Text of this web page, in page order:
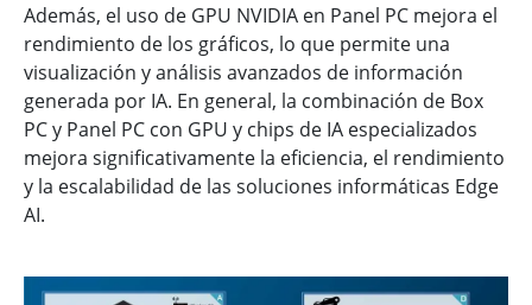
Además, el uso de GPU NVIDIA en Panel PC mejora el
rendimiento de los gráficos, lo que permite una
visualización y análisis avanzados de información
generada por IA. En general, la combinación de Box
PC y Panel PC con GPU y chips de IA especializados
mejora significativamente la eficiencia, el rendimiento
y la escalabilidad de las soluciones informáticas Edge
AI.